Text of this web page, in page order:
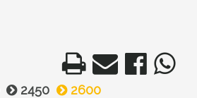
2450
2600